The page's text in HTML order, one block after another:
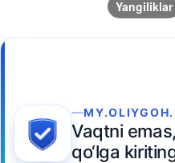
Yangiliklar
Vaqtni emas,
qo‘lga